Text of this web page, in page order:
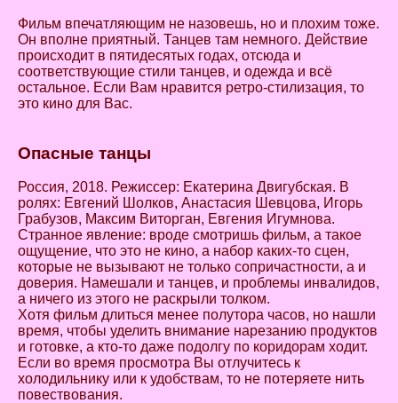
Фильм впечатляющим не назовешь, но и плохим тоже.
Он вполне приятный. Танцев там немного. Действие
происходит в пятидесятых годах, отсюда и
соответствующие стили танцев, и одежда и всё
остальное. Если Вам нравится ретро-стилизация, то
это кино для Вас.
Опасные танцы
Россия, 2018. Режиссер: Екатерина Двигубская. В
ролях: Евгений Шолков, Анастасия Шевцова, Игорь
Грабузов, Максим Виторган, Евгения Игумнова.
Странное явление: вроде смотришь фильм, а такое
ощущение, что это не кино, а набор каких-то сцен,
которые не вызывают не только сопричастности, а и
доверия. Намешали и танцев, и проблемы инвалидов,
а ничего из этого не раскрыли толком.
Хотя фильм длиться менее полутора часов, но нашли
время, чтобы уделить внимание нарезанию продуктов
и готовке, а кто-то даже подолгу по коридорам ходит.
Если во время просмотра Вы отлучитесь к
холодильнику или к удобствам, то не потеряете нить
повествования.